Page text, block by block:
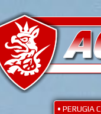
• PERUGIA